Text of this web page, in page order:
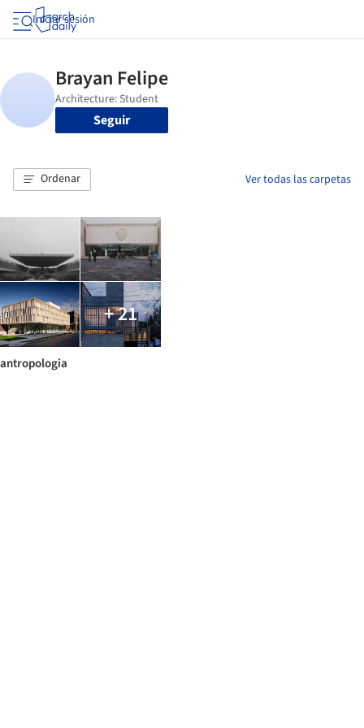
Iniciar sesión
Seguir
Ordenar Ver todas las carpetas
+ 21
antropologia